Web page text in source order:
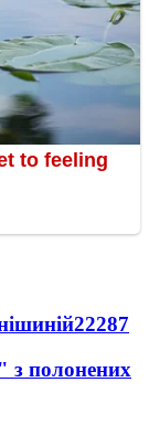
22287
з полонених